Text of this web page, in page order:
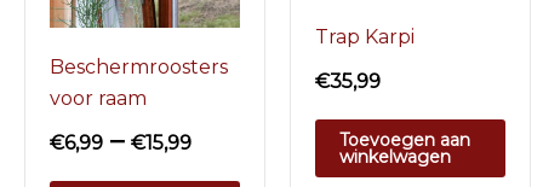
Beschermroosters
voor raam
€6,99 – €15,99
Trap Karpi
€35,99
Toevoegen aan
winkelwagen